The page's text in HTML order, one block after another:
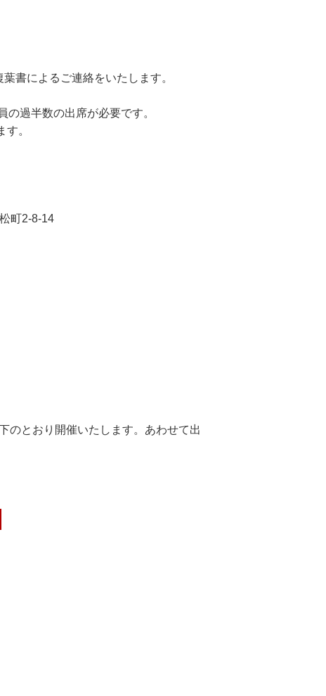
書によるご連絡をいたします。
過半数の出席が必要です。
。
町2-8-14
のとおり開催いたします。あわせて出